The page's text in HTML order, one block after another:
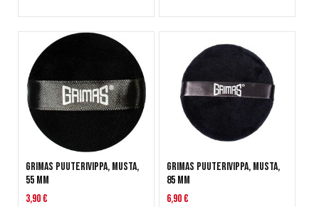
Grimas Puuterivippa, musta,
55 mm
3,90 €
Grimas Puuterivippa, musta,
85 mm
6,90 €